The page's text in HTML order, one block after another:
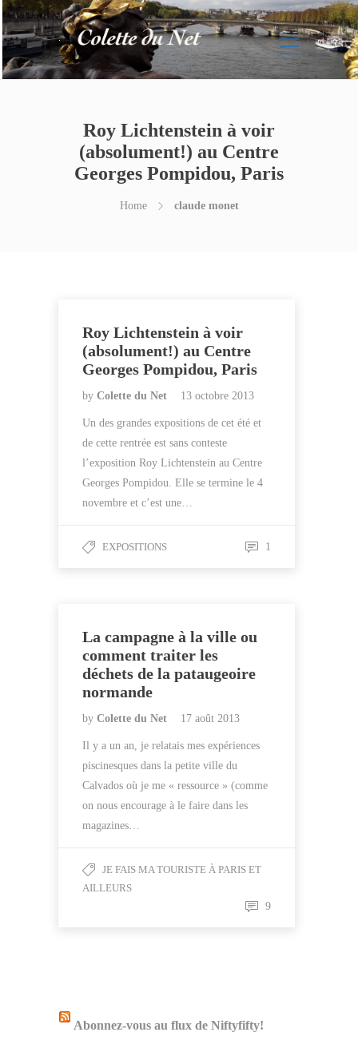
Roy Lichtenstein à voir
(absolument!) au Centre
Georges Pompidou, Paris
Home claude monet
Roy Lichtenstein à voir
(absolument!) au Centre
Georges Pompidou, Paris
by Colette du Net 13 octobre 2013
Un des grandes expositions de cet été et
de cette rentrée est sans conteste
l’exposition Roy Lichtenstein au Centre
Georges Pompidou. Elle se termine le 4
novembre et c’est une…
EXPOSITIONS 1
La campagne à la ville ou
comment traiter les
déchets de la pataugeoire
normande
by Colette du Net 17 août 2013
Il y a un an, je relatais mes expériences
piscinesques dans la petite ville du
Calvados où je me « ressource » (comme
on nous encourage à le faire dans les
magazines…
JE FAIS MA TOURISTE À PARIS ET
AILLEURS
9
Abonnez-vous au flux de Niftyfifty!